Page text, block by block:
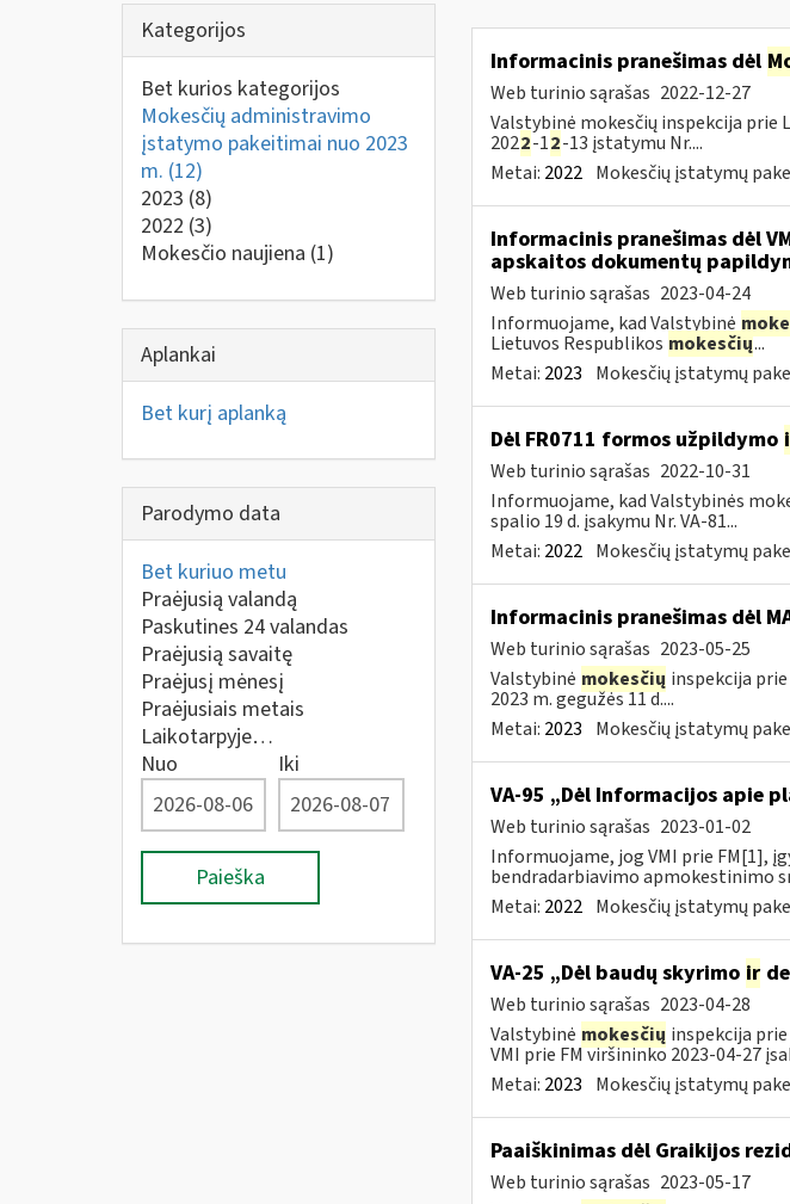
Kategorijos
Bet kurios kategorijos
Mokesčių administravimo
įstatymo pakeitimai nuo 2023
m. (12)
2023 (8)
2022 (3)
Mokesčio naujiena (1)
Aplankai
Bet kurį aplanką
Parodymo data
Bet kuriuo metu
Praėjusią valandą
Paskutines 24 valandas
Praėjusią savaitę
Praėjusį mėnesį
Praėjusiais metais
Laikotarpyje…
Nuo
Iki
Paieška
Informacinis pranešimas dėl
Web turinio sąrašas 2022-12-27
Valstybinė mokesčių inspekcija
2022-12-13 įstatymu Nr....
Metai: 2022 Mokesčių įstatymų
Informacinis pranešimas dėl
apskaitos dokumentų
Web turinio sąrašas 2023-04-24
Informuojame, kad Valstybinė
Lietuvos Respublikos mokesčių...
Metai: 2023 Mokesčių įstatymų
Dėl FR0711 formos užpildymo
Web turinio sąrašas 2022-10-31
Informuojame, kad Valstybinės
spalio 19 d. įsakymu Nr. VA-81...
Metai: 2022 Mokesčių įstatymų
Informacinis pranešimas dėl
Web turinio sąrašas 2023-05-25
Valstybinė mokesčių inspekcija
2023 m. gegužės 11 d....
Metai: 2023 Mokesčių įstatymų
VA-95 „Dėl Informacijos apie
Web turinio sąrašas 2023-01-02
Informuojame, jog VMI prie FM[1],
bendradarbiavimo apmokestinimo
Metai: 2022 Mokesčių įstatymų
VA-25 „Dėl baudų skyrimo ir
Web turinio sąrašas 2023-04-28
Valstybinė mokesčių inspekcija
VMI prie FM viršininko 2023-04-27
Metai: 2023 Mokesčių įstatymų
Paaiškinimas dėl Graikijos
Web turinio sąrašas 2023-05-17